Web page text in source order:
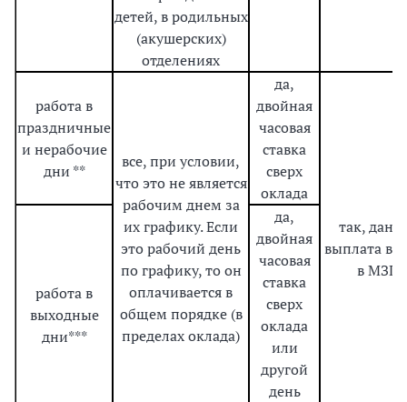
детей, в родильных
(акушерских)
отделениях
работа в
праздничные
и нерабочие
дни **
все, при условии,
что это не является
рабочим днем за
их графику. Если
это рабочий день
по графику, то он
оплачивается в
общем порядке (в
пределах оклада)
да,
двойная
часовая
ставка
сверх
оклада
так,
выплата
в МЗП
работа в
выходные
дни***
да,
двойная
часовая
ставка
сверх
оклада
или
другой
день